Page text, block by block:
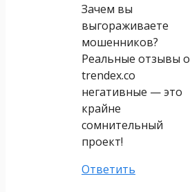
Зачем вы
выгораживаете
мошенников?
Реальные отзывы о
trendex.co
негативные — это
крайне
сомнительный
проект!
Ответить